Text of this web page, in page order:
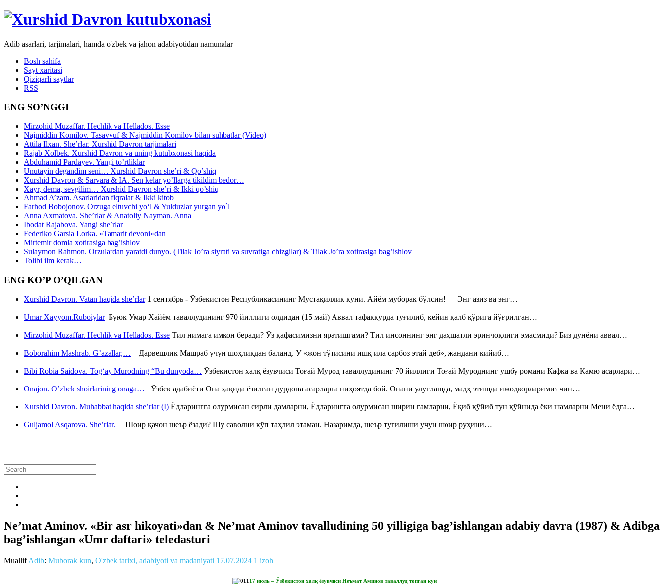
Adib asarlari, tarjimalari, hamda o'zbek va jahon adabiyotidan namunalar
Bosh sahifa
Sayt xaritasi
Qiziqarli saytlar
RSS
ENG SO’NGGI
Mirzohid Muzaffar. Hechlik va Hellados. Esse
Najmiddin Komilov. Tasavvuf & Najmiddin Komilov bilan suhbatlar (Video)
Attila Ilxan. She’rlar. Xurshid Davron tarjimalari
Rajab Xolbek. Xurshid Davron va uning kutubxonasi haqida
Abduhamid Pardayev. Yangi to’rtliklar
Unutayin degandim seni… Xurshid Davron she’ri & Qo’shiq
Xurshid Davron & Sarvara & IA. Sen kelar yo’llarga tikildim bedor…
Xayr, dema, sevgilim… Xurshid Davron she’ri & Ikki qo’shiq
Ahmad A’zam. Asarlaridan fiqralar & Ikki kitob
Farhod Bobojonov. Orzuga eltuvchi yo‘l & Yulduzlar yurgan yo`l
Anna Axmatova. She’rlar & Anatoliy Nayman. Anna
Ibodat Rajabova. Yangi she’rlar
Federiko Garsia Lorka. «Tamarit devoni»dan
Mirtemir domla xotirasiga bag’ishlov
Sulaymon Rahmon. Orzulardan yaratdi dunyo. (Tilak Jo’ra siyrati va suvratiga chizgilar) & Tilak Jo’ra xotirasiga bag’ishlov
Tolibi ilm kerak…
ENG KO’P O’QILGAN
Xurshid Davron. Vatan haqida she’rlar1 сентябрь - Ўзбекистон Республикасининг Мустақиллик куни. Айём муборак бўлсин! Энг азиз ва энг…
Umar Xayyom.RuboiylarБуюк Умар Хайём таваллудининг 970 йиллиги олдидан (15 май) Аввал тафаккурда туғилиб, кейин қалб қўрига йўғрилган…
Mirzohid Muzaffar. Hechlik va Hellados. Esse Тил нимага имкон беради? Ўз қафасимизни яратишгами? Тил инсоннинг энг даҳшатли эринчоқлиги эмасмиди? Биз дунёни аввал…
Boborahim Mashrab. G’azallar,… Дарвешлик Машраб учун шоҳликдан баланд. У «жон тўтисини ишқ ила сарбоз этай деб», жандани кийиб…
Bibi Robia Saidova. Tog‘ay Murodning “Bu dunyoda… Ўзбекистон халқ ёзувчиси Тоғай Мурод таваллудининг 70 йиллиги Тоғай Муроднинг ушбу романи Кафка ва Камю асарлари…
Onajon. O’zbek shoirlarining onaga… Ўзбек адабиёти Она ҳақида ёзилган дурдона асарларга ниҳоятда бой. Онани улуғлашда, мадҳ этишда ижодкорларимиз чин…
Xurshid Davron. Muhabbat haqida she’rlar (I) Ёдларингга олурмисан сирли дамларни, Ёдларингга олурмисан ширин ғамларни, Ёқиб қўйиб тун қўйнида ёки шамларни Мени ёдга…
Guljamol Asqarova. She’rlar. Шоир қачон шеър ёзади? Шу саволни кўп таҳлил этаман. Назаримда, шеър туғилиши учун шоир руҳини…
Ne’mat Aminov. «Bir asr hikoyati»dan & Ne’mat Aminov tavalludining 50 yilligiga bag’ishlangan adabiy davra (1987) & Adibga
bag’ishlangan «Umr daftari» teledasturi
MuallifAdib: Muborak kun, O'zbek tarixi, adabiyoti va madaniyati 17.07.2024 1 izoh
17 июль – Ўзбекистон халқ ёзувчиси Неъмат Аминов таваллуд топган кун